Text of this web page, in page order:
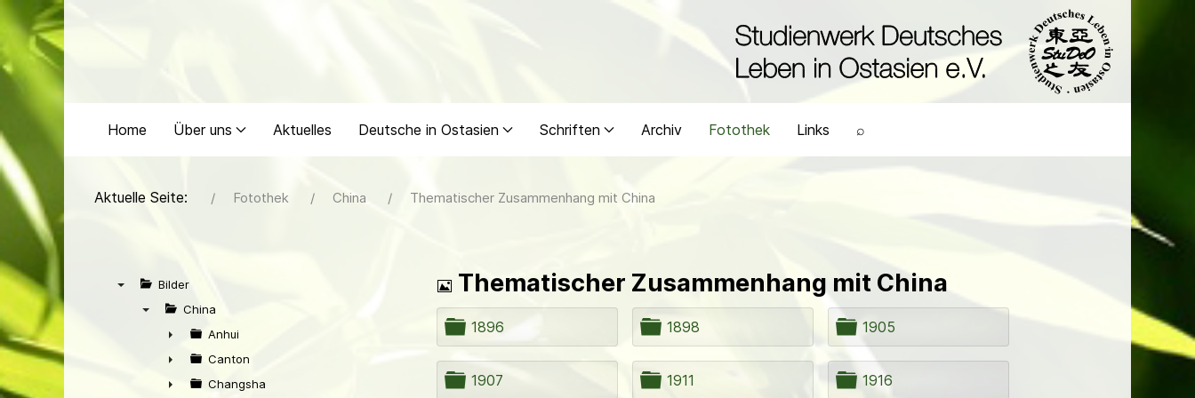
Home Über uns Aktuelles Deutsche in Ostasien Schriften Archiv Fotothek Links ⌕
Aktuelle Seite: Fotothek China Thematischer Zusammenhang mit China
Bilder
China
►
Anhui
►
Canton
Changsha
Bild
Thematischer Zusammenhang mit China
O
r
d
n
1896
O
r
d
n
1898
O
r
d
n
1905
O1907
O1911
O1916